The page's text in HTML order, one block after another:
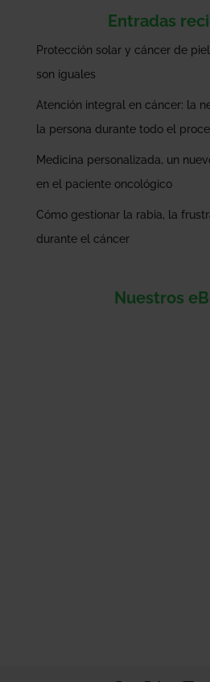
Entradas
Protección solar y cáncer de
son iguales
Atención integral en cáncer: la
la persona durante todo el
Medicina personalizada, un
en el paciente oncológico
Cómo gestionar la rabia, la
durante el cáncer
Nuestros